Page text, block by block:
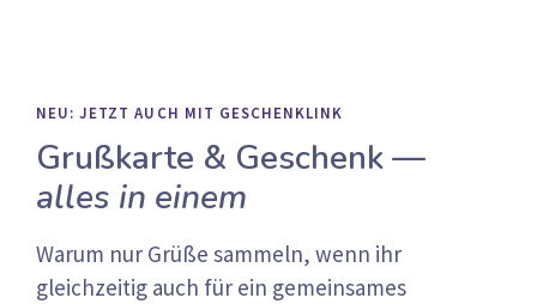
NEU: JETZT AUCH MIT GESCHENKLINK
Grußkarte & Geschenk —
alles in einem
Warum nur Grüße sammeln, wenn ihr
gleichzeitig auch für ein gemeinsames